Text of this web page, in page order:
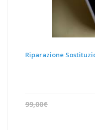
Riparazione
99,00€